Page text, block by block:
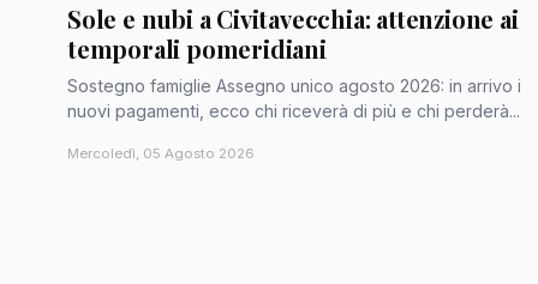
Sole e nubi a Civitavecchia: attenzione ai
temporali pomeridiani
Sostegno famiglie Assegno unico agosto 2026: in arrivo i
nuovi pagamenti, ecco chi riceverà di più e chi perderà...
Mercoledì, 05 Agosto 2026